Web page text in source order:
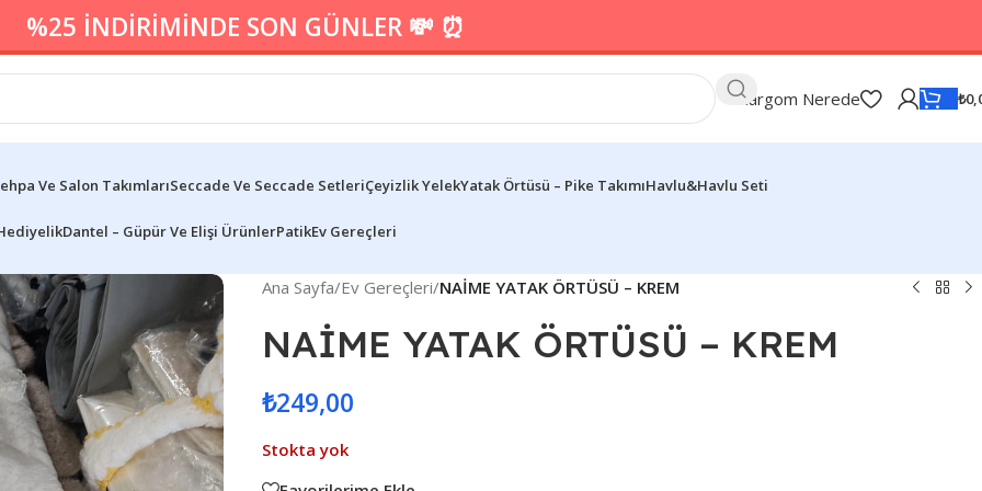
%25 İNDİRİMİNDE SON GÜNLER 💸 ⏰
Kargom Nerede ₺
Ve Salon TakımlarıSeccade Ve Seccade SetleriÇeyizlik YelekYatak Örtüsü – Pike TakımıHavlu&Havlu Seti
Dantel – Güpür Ve Elişi ÜrünlerPatikEv Gereçleri
Ana Sayfa/Ev Gereçleri/NAİME YATAK ÖRTÜSÜ – KREM
NAİME YATAK ÖRTÜSÜ – KREM
₺249,00
Stokta yok